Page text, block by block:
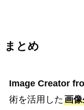
まとめ
Image Creator
術を活用した画